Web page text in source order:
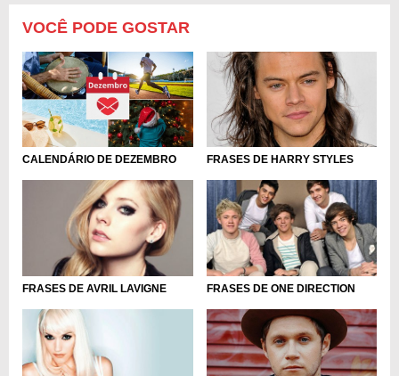
VOCÊ PODE GOSTAR
CALENDÁRIO DE DEZEMBRO FRASES DE HARRY STYLES
FRASES DE AVRIL LAVIGNE FRASES DE ONE DIRECTION